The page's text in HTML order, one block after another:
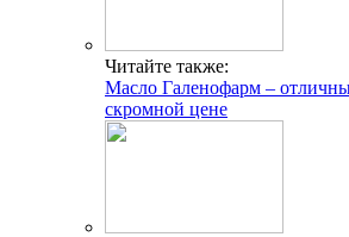
Читайте также:
Масло Галенофарм –
скромной цене